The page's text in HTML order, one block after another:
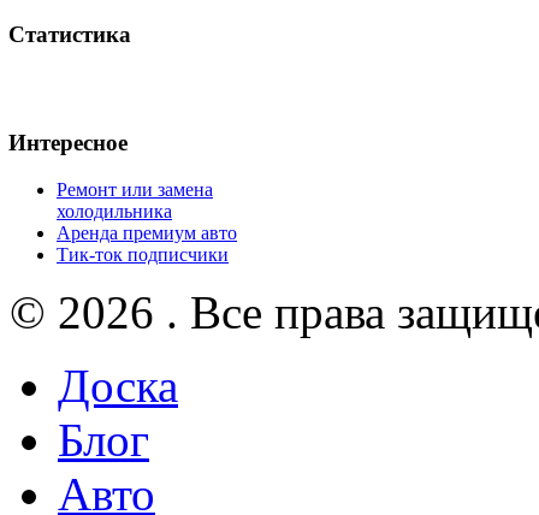
Статистика
Интересное
Ремонт или замена
холодильника
Аренда премиум авто
Тик-ток подписчики
© 2026 . Все права
Доска
Блог
Авто